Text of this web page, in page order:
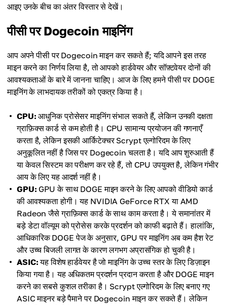
आइए उनके बीच का अंतर विस्तार से देखें।
पीसी पर Dogecoin माइनिंग
आप अपने पीसी पर Dogecoin माइन कर सकते हैं; यदि आपने इस तरह
माइन करने का निर्णय लिया है, तो आपको हार्डवेयर और सॉफ़्टवेयर दोनों की
आवश्यकताओं के बारे में जानना चाहिए। आज के लिए हमने पीसी पर DOGE
माइनिंग के लाभदायक तरीकों को एकत्र किया है।
CPU: आधुनिक प्रोसेसर माइनिंग संभाल सकते हैं, लेकिन उनकी दक्षता
ग्राफ़िक्स कार्ड से कम होती है। CPU सामान्य प्रयोजन की गणनाएँ
करता है, लेकिन इसकी आर्किटेक्चर Scrypt एल्गोरिदम के लिए
अनुकूलित नहीं है जिस पर Dogecoin चलता है। यदि आप शुरुआती हैं
या केवल सिस्टम का परीक्षण कर रहे हैं, तो CPU उपयुक्त है, लेकिन गंभीर
आय के लिए यह आदर्श नहीं है।
GPU: GPU के साथ DOGE माइन करने के लिए आपको वीडियो कार्ड
की आवश्यकता होगी। यह NVIDIA GeForce RTX या AMD
Radeon जैसे ग्राफ़िक्स कार्ड के साथ काम करता है। ये समानांतर में
बड़े डेटा वॉल्यूम को प्रोसेस करके प्रदर्शन को काफी बढ़ाते हैं। हालांकि,
आधिकारिक DOGE पेज के अनुसार, GPU पर माइनिंग अब कम हैश रेट
और उच्च बिजली लागत के कारण लगभग अप्रासंगिक हो चुकी है।
ASIC:यह विशेष हार्डवेयर है जो माइनिंग के उच्च स्तर के लिए डिज़ाइन
किया गया है। यह अधिकतम प्रदर्शन प्रदान करता है और DOGE माइन
करने का सबसे कुशल तरीका है। Scrypt एल्गोरिदम के लिए बनाए गए
ASIC माइनर बड़े पैमाने पर Dogecoin माइन कर सकते हैं। लेकिन